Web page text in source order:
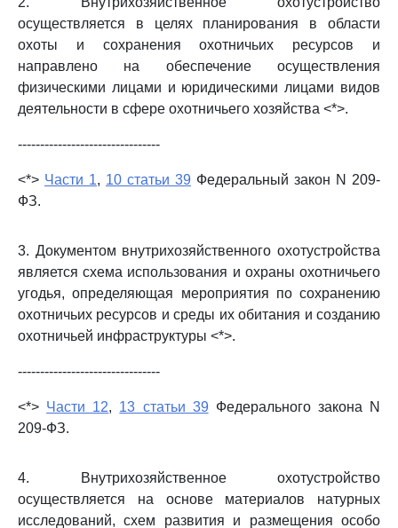
осуществляется в целях планирования в области
охоты и сохранения охотничьих ресурсов и
направлено на обеспечение осуществления
физическими лицами и юридическими лицами видов
деятельности в сфере охотничьего хозяйства <*>.
--------------------------------
<*> Части 1, 10 статьи 39 Федеральный закон N 209-
ФЗ.
3. Документом внутрихозяйственного охотустройства
является схема использования и охраны охотничьего
угодья, определяющая мероприятия по сохранению
охотничьих ресурсов и среды их обитания и созданию
охотничьей инфраструктуры <*>.
--------------------------------
<*> Части 12, 13 статьи 39 Федерального закона N
209-ФЗ.
4. Внутрихозяйственное охотустройство
осуществляется на основе материалов натурных
исследований, схем развития и размещения особо